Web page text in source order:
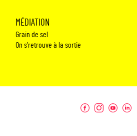
MÉDIATION
Grain de sel
On s'retrouve à la sortie